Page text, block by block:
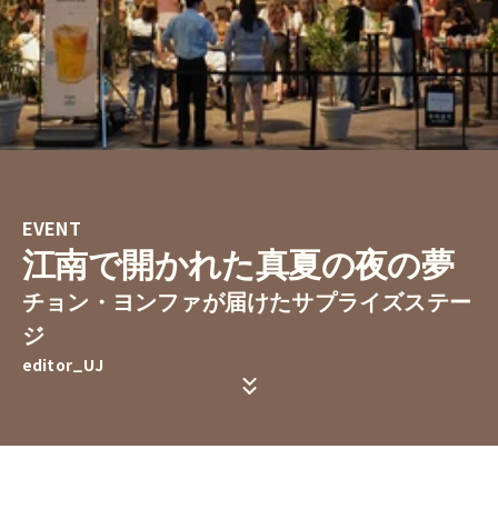
EVENT
江南で開かれた真夏の夜の夢
チョン・ヨンファが届けたサプライズステー
ジ
editor_UJ